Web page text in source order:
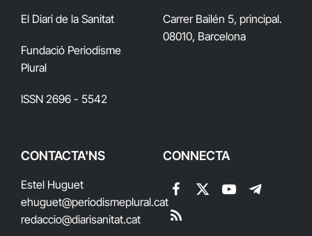
El Diari de la Sanitat
Fundació Periodisme
Plural
ISSN 2696 - 5542
Carrer Bailén 5, principal.
08010, Barcelona
CONTACTA'NS
Estel Huguet
ehuguet@periodismeplural.cat
redaccio@diarisanitat.cat
CONNECTA
Facebook
X
YouTubeTelegram
RSS